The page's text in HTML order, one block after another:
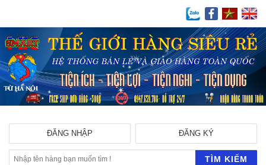
ĐĂNG KÝ
ĐĂNG NHẬP
TÌM KIẾM